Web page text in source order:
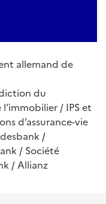
allemand de
du
/ IPS et
d’assurance-vie
/
/ Société
/ Allianz